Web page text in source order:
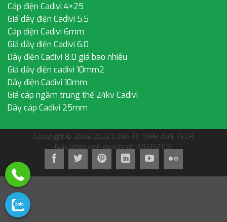
Cáp điện Cadivi 4×25
Giá dây điện Cadivi 5.5
Cáp điện Cadivi 6mm
Giá dây điện Cadivi 6.0
Dây điện Cadivi 8.0 giá bao nhiêu
Giá dây điện cadivi 10mm2
Dây điện Cadivi 10mm
Giá cáp ngầm trung thế 24kv Cadivi
Dây cáp Cadivi 25mm
Copyright © 2006-2022 CÔNG TY TNHH AME TECH
Giấy phép kinh doanh số: 3702571151